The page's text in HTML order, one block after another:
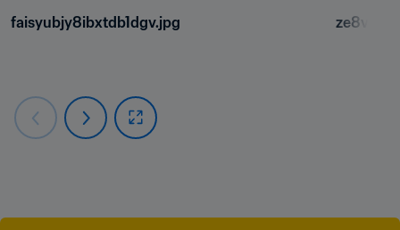
faisyubjy8ibxtdb1dgv.jpg